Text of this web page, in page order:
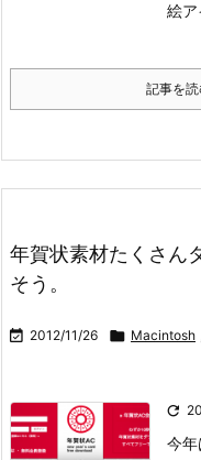
絵ア
記事を
年賀状素材たくさん
そう。
 2012/11/26  Macintosh

今